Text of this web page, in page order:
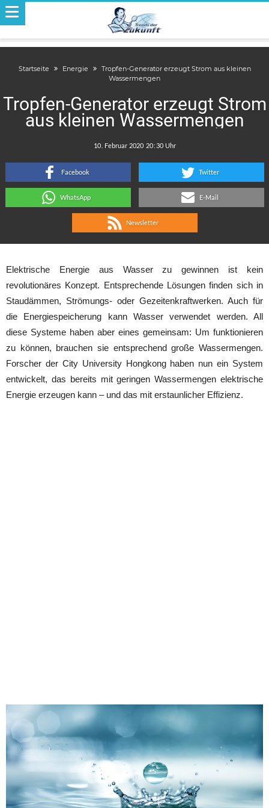
Startseite Energie
Tropfen-Generator erzeugt Strom aus kleinen
Wassermengen
Tropfen-Generator erzeugt Strom
aus kleinen Wassermengen
:
Facebook Twitter
WhatsApp E-Mail
Newsletter
Elektrische Energie aus Wasser zu gewinnen ist kein
revolutionäres Konzept. Entsprechende Lösungen finden sich in
Staudämmen, Strömungs- oder Gezeitenkraftwerken. Auch für
die Energiespeicherung kann Wasser verwendet werden. All
diese Systeme haben aber eines gemeinsam: Um funktionieren
zu können, brauchen sie entsprechend große Wassermengen.
Forscher der City University Hongkong haben nun ein System
entwickelt, das bereits mit geringen Wassermengen elektrische
Energie erzeugen kann – und das mit erstaunlicher Effizienz.